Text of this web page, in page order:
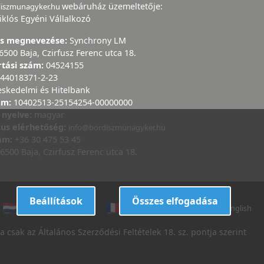
webáruház üzemeltetője:
Egyéni Vállalkozó
megnevezése: Synchrony LM
6500 Baja, Czirfusz Ferenc utca 18.
szám: 04524155
44018371-2-23
és Hitelbank
10402513-25154254-00000000
magyar
elérhetőség:
info@bordiszmunagyker.hu
+36 30 475 53 45
6500 Baja, Czirfusz Ferenc utca 18.
dutch danish french italian english
az Általános Szerződési Feltételek 18. sz. pontja szerint
Beállítások Összes elfogadása